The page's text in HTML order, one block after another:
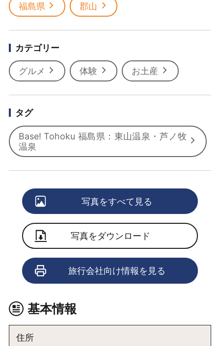
福島県 郡山
カテゴリー
グルメ 体験 お土産
タグ
Base! Tohoku 福島県：東山温泉・芦ノ牧
温泉
写真をすべて見る
写真をダウンロード
旅行会社向け情報を見る
基本情報
住所